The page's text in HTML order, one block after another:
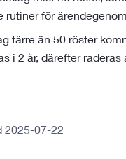
rutiner för
färre än 50 röster
i 2 år, därefter raderas
2025-07-22